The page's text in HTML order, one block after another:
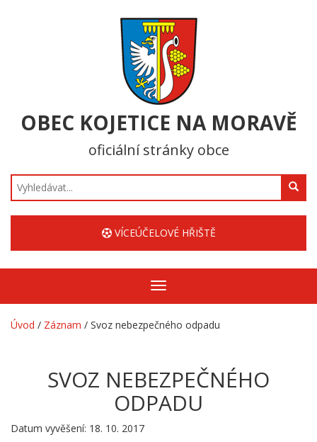
OBEC KOJETICE NA MORAVĚ
oficiální stránky obce
Hledat
VÍCEÚČELOVÉ HŘIŠTĚ
Zobrazit/skrýt
navigaci
Úvod / Záznam / Svoz nebezpečného odpadu
SVOZ NEBEZPEČNÉHO
ODPADU
Datum vyvěšení: 18. 10. 2017